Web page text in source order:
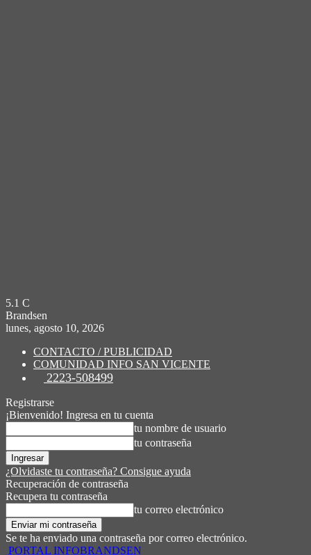
5.1 C
Brandsen
lunes, agosto 10, 2026
CONTACTO / PUBLICIDAD
COMUNIDAD INFO SAN VICENTE
2223-508499
Registrarse
¡Bienvenido! Ingresa en tu cuenta
tu nombre de usuario
tu contraseña
¿Olvidaste tu contraseña? Consigue ayuda
Recuperación de contraseña
Recupera tu contraseña
tu correo electrónico
Se te ha enviado una contraseña por correo electrónico.
PORTAL INFOBRANDSEN